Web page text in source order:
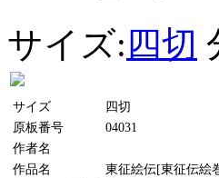
サイズ: 四切
サイズ
四切
原板番号
04031
作者名
作品名
東征絵伝[東征伝絵